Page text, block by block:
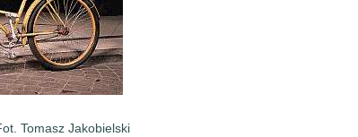
Tomasz Jakobielski